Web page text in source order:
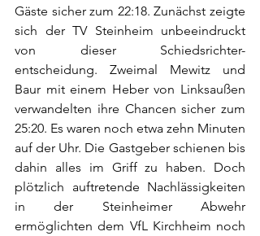
Gäste sicher zum 22:18. Zunächst zeigte
sich der TV Steinheim unbeeindruckt
von dieser Schiedsrichter-
entscheidung. Zweimal Mewitz und
Baur mit einem Heber von Linksaußen
verwandelten ihre Chancen sicher zum
25:20. Es waren noch etwa zehn Minuten
auf der Uhr. Die Gastgeber schienen bis
dahin alles im Griff zu haben. Doch
plötzlich auftretende Nachlässigkeiten
in der Steinheimer Abwehr
ermöglichten dem VfL Kirchheim noch